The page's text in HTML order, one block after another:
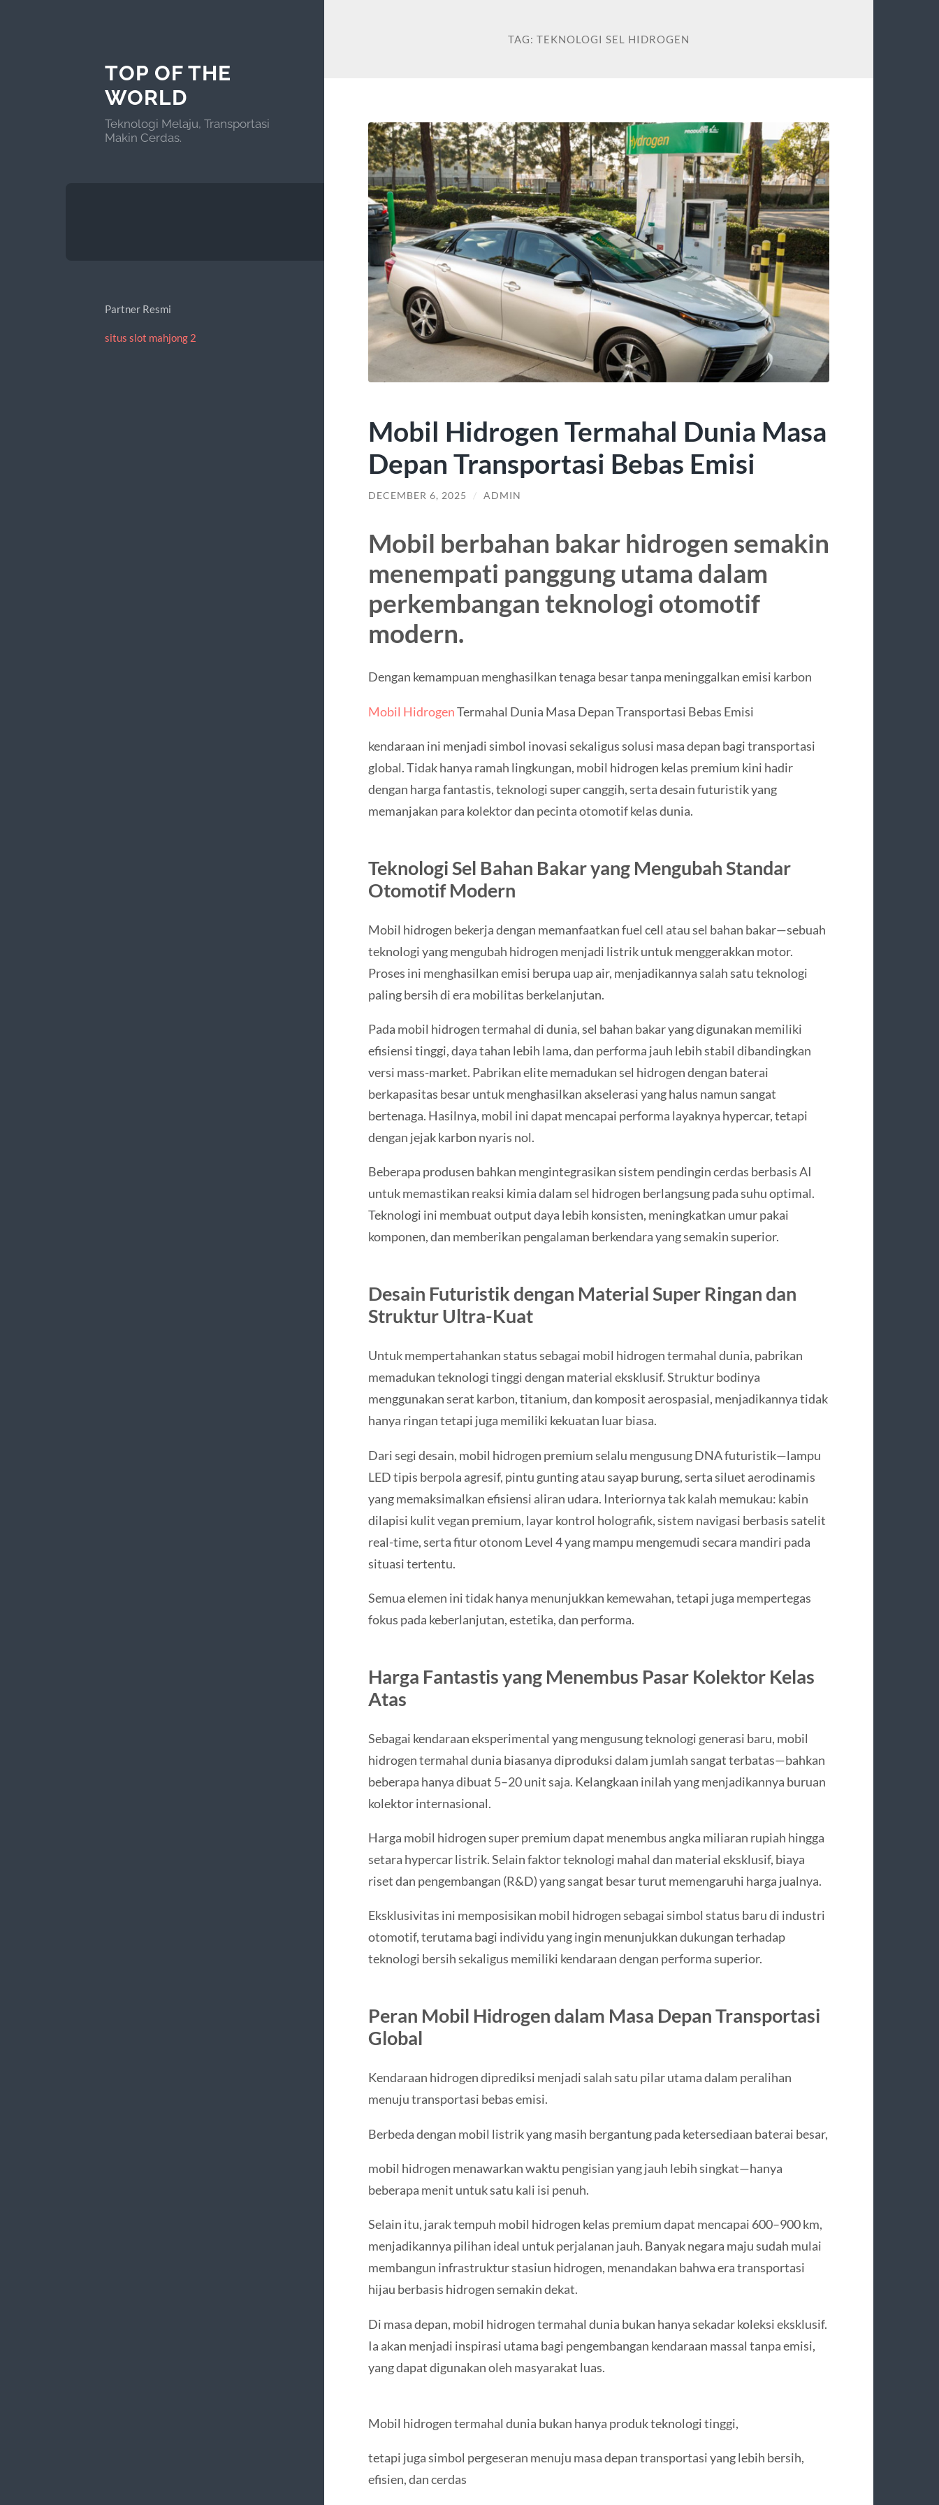
TOP OF THE
WORLD
Teknologi Melaju, Transportasi
Makin Cerdas.
Partner Resmi
situs slot mahjong 2
TAG: TEKNOLOGI SEL HIDROGEN
Mobil Hidrogen Termahal Dunia Masa
Depan Transportasi Bebas Emisi
DECEMBER 6, 2025 / ADMIN
Mobil berbahan bakar hidrogen semakin
menempati panggung utama dalam
perkembangan teknologi otomotif
modern.
Dengan kemampuan menghasilkan tenaga besar tanpa meninggalkan emisi karbon
Mobil HidrogenTermahal Dunia Masa Depan Transportasi Bebas Emisi
kendaraan ini menjadi simbol inovasi sekaligus solusi masa depan bagi transportasi
global. Tidak hanya ramah lingkungan, mobil hidrogen kelas premium kini hadir
dengan harga fantastis, teknologi super canggih, serta desain futuristik yang
memanjakan para kolektor dan pecinta otomotif kelas dunia.
Teknologi Sel Bahan Bakar yang Mengubah Standar
Otomotif Modern
Mobil hidrogen bekerja dengan memanfaatkan fuel cell atau sel bahan bakar—sebuah
teknologi yang mengubah hidrogen menjadi listrik untuk menggerakkan motor.
Proses ini menghasilkan emisi berupa uap air, menjadikannya salah satu teknologi
paling bersih di era mobilitas berkelanjutan.
Pada mobil hidrogen termahal di dunia, sel bahan bakar yang digunakan memiliki
efisiensi tinggi, daya tahan lebih lama, dan performa jauh lebih stabil dibandingkan
versi mass-market. Pabrikan elite memadukan sel hidrogen dengan baterai
berkapasitas besar untuk menghasilkan akselerasi yang halus namun sangat
bertenaga. Hasilnya, mobil ini dapat mencapai performa layaknya hypercar, tetapi
dengan jejak karbon nyaris nol.
Beberapa produsen bahkan mengintegrasikan sistem pendingin cerdas berbasis AI
untuk memastikan reaksi kimia dalam sel hidrogen berlangsung pada suhu optimal.
Teknologi ini membuat output daya lebih konsisten, meningkatkan umur pakai
komponen, dan memberikan pengalaman berkendara yang semakin superior.
Desain Futuristik dengan Material Super Ringan dan
Struktur Ultra-Kuat
Untuk mempertahankan status sebagai mobil hidrogen termahal dunia, pabrikan
memadukan teknologi tinggi dengan material eksklusif. Struktur bodinya
menggunakan serat karbon, titanium, dan komposit aerospasial, menjadikannya tidak
hanya ringan tetapi juga memiliki kekuatan luar biasa.
Dari segi desain, mobil hidrogen premium selalu mengusung DNA futuristik—lampu
LED tipis berpola agresif, pintu gunting atau sayap burung, serta siluet aerodinamis
yang memaksimalkan efisiensi aliran udara. Interiornya tak kalah memukau: kabin
dilapisi kulit vegan premium, layar kontrol holografik, sistem navigasi berbasis satelit
real-time, serta fitur otonom Level 4 yang mampu mengemudi secara mandiri pada
situasi tertentu.
Semua elemen ini tidak hanya menunjukkan kemewahan, tetapi juga mempertegas
fokus pada keberlanjutan, estetika, dan performa.
Harga Fantastis yang Menembus Pasar Kolektor Kelas
Atas
Sebagai kendaraan eksperimental yang mengusung teknologi generasi baru, mobil
hidrogen termahal dunia biasanya diproduksi dalam jumlah sangat terbatas—bahkan
beberapa hanya dibuat 5–20 unit saja. Kelangkaan inilah yang menjadikannya buruan
kolektor internasional.
Harga mobil hidrogen super premium dapat menembus angka miliaran rupiah hingga
setara hypercar listrik. Selain faktor teknologi mahal dan material eksklusif, biaya
riset dan pengembangan (R&D) yang sangat besar turut memengaruhi harga jualnya.
Eksklusivitas ini memposisikan mobil hidrogen sebagai simbol status baru di industri
otomotif, terutama bagi individu yang ingin menunjukkan dukungan terhadap
teknologi bersih sekaligus memiliki kendaraan dengan performa superior.
Peran Mobil Hidrogen dalam Masa Depan Transportasi
Global
Kendaraan hidrogen diprediksi menjadi salah satu pilar utama dalam peralihan
menuju transportasi bebas emisi.
Berbeda dengan mobil listrik yang masih bergantung pada ketersediaan baterai besar,
mobil hidrogen menawarkan waktu pengisian yang jauh lebih singkat—hanya
beberapa menit untuk satu kali isi penuh.
Selain itu, jarak tempuh mobil hidrogen kelas premium dapat mencapai 600–900 km,
menjadikannya pilihan ideal untuk perjalanan jauh. Banyak negara maju sudah mulai
membangun infrastruktur stasiun hidrogen, menandakan bahwa era transportasi
hijau berbasis hidrogen semakin dekat.
Di masa depan, mobil hidrogen termahal dunia bukan hanya sekadar koleksi eksklusif.
Ia akan menjadi inspirasi utama bagi pengembangan kendaraan massal tanpa emisi,
yang dapat digunakan oleh masyarakat luas.
Mobil hidrogen termahal dunia bukan hanya produk teknologi tinggi,
tetapi juga simbol pergeseran menuju masa depan transportasi yang lebih bersih,
efisien, dan cerdas